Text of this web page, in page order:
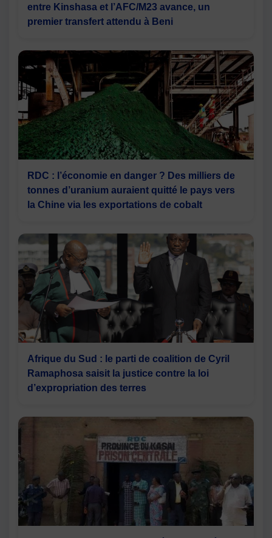
entre Kinshasa et l’AFC/M23 avance, un
premier transfert attendu à Beni
RDC : l’économie en danger ? Des milliers de
tonnes d’uranium auraient quitté le pays vers
la Chine via les exportations de cobalt
Afrique du Sud : le parti de coalition de Cyril
Ramaphosa saisit la justice contre la loi
d’expropriation des terres